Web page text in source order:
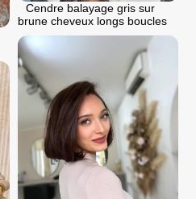
Cendre balayage gris sur
brune cheveux longs boucles